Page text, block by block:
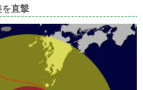
を直撃